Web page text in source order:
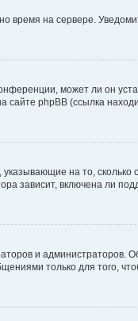
время на сервере.
может ли он
phpBB (ссылка
указывающие на то,
зависит, включена ли
и администраторов.
только для того,